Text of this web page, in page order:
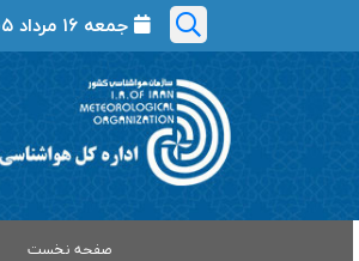
جمعه ۱۶ مرداد ۱۴۰۵
صفحه نخست